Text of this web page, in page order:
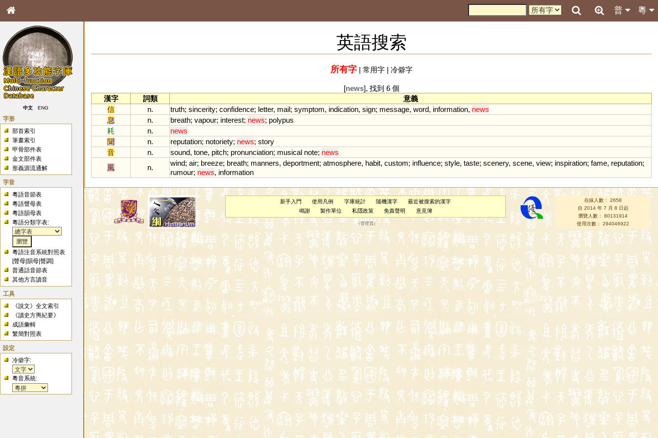
粵
普
中文 ENG
字形
部首索引
筆畫索引
甲骨部件表
金文部件表
形義源流通解
字音
粵語音節表
粵語聲母表
粵語韻母表
粵語分類字表:
粵語注音系統對照表
[聲母 |韻母 |聲調]
普通話音節表
其他方言讀音
工具
《說文》全文索引
《讀史方輿紀要》
成語彙輯
繁簡對照表
設定
冷僻字:
粵音系統:
英語搜索
所有字| 常用字| 冷僻字
[news], 找到 6 個
漢字
詞類
意義
信
n. truth; sincerity; confidence; letter, mail; symptom, indication, sign; message, word, information, news
息
n. breath; vapour; interest; news; polypus
耗
n.
news
聞
n. reputation; notoriety; news; story
音
n. sound, tone, pitch; pronunciation; musical note; news
風
n.
wind; air; breeze; breath; manners, deportment; atmosphere, habit, custom; influence; style, taste; scenery, scene, view; inspiration; fame, reputation;
rumour; news, information
新手入門 使用凡例 字庫統計 隨機漢字
最近被搜索的漢字
鳴謝
製作單位 私隱政策 免責聲明 意見簿
（管理員）
在線人數： 2658
自 2014 年 7 月 8 日起
瀏覽人數： 80131914
使用次數： 294046922